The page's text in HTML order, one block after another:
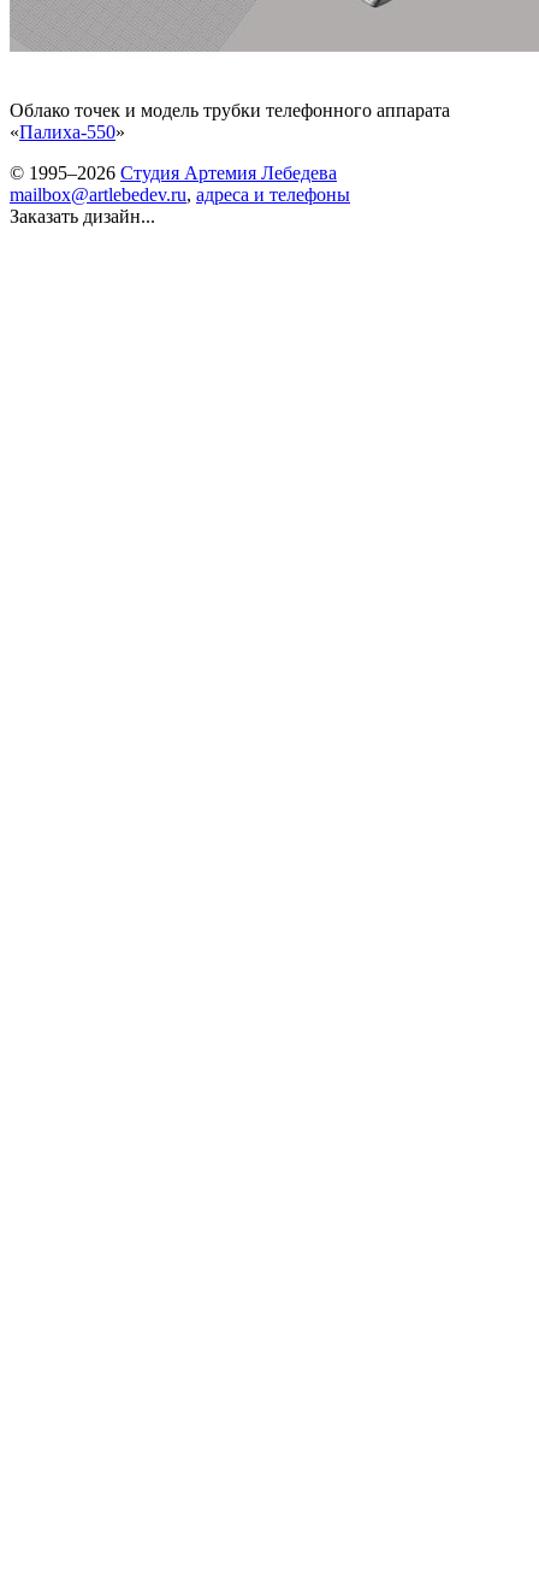
Облако точек и модель трубки телефонного аппарата
«Палиха-550»
© 1995–2026 Студия Артемия Лебедева
mailbox@artlebedev.ru, адреса и телефоны
Заказать дизайн...